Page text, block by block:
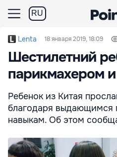
RU
Lenta 18 января 2019, 18:09
Шестилетний
парикмахером
Ребенок из Китая
благодаря выдающимся
навыкам. Об этом